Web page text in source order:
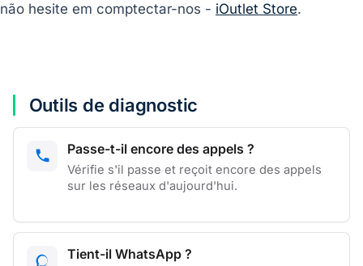
não hesite em comptectar-nos - iOutlet Store.
Outils de diagnostic
Passe-t-il encore des appels ?
Vérifie s'il passe et reçoit encore des appels
sur les réseaux d'aujourd'hui.
Tient-il WhatsApp ?